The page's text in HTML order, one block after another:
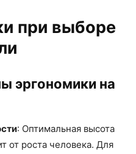
при выборе
эргономики на
: Оптимальная высота
от роста человека. Для